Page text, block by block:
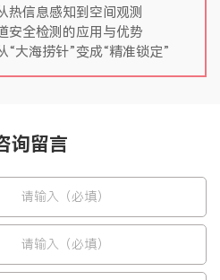
热信息感知到空间观测
安全检测的应用与优势
“大海捞针”变成“精准锁定”
询留言